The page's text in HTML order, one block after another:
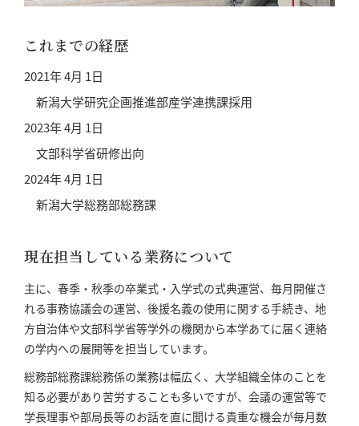
これまでの経歴
2021年 4月 1日
新潟大学研究企画推進部産学連携課採用
2023年 4月 1日
文部科学省研修出向
2024年 4月 1日
新潟大学総務部総務課
現在担当している業務について
主に、春季・秋季の卒業式・入学式の式典運営、毎月開催さ
れる事務協議会の運営、後援名義の使用に関する手続き、地
方自治体や文部科学省等学外の機関から本学あてに届く連絡
の学内への展開等を担当しています。
総務部総務課総務係の業務は幅広く、大学組織全体のことを
知る必要があり苦労することも多いですが、会議の運営等で
学長理事や部局長等のお話を直に聞ける貴重な機会が毎月数